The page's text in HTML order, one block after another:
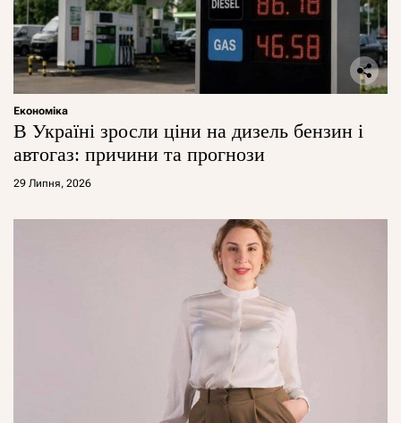
Економіка
В Україні зросли ціни на дизель бензин і
автогаз: причини та прогнози
29 Липня, 2026